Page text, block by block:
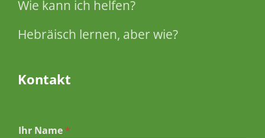
Wie kann ich helfen?
Hebräisch lernen, aber wie?
Kontakt
Ihr Name *